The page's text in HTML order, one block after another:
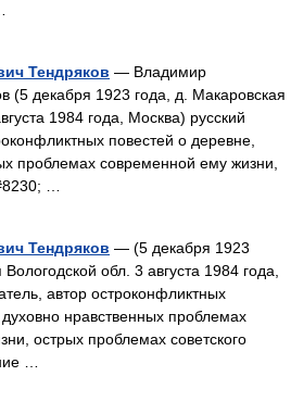
Тендряков — Владимир
(5 декабря 1923 года, д. Макаровская
1984 года, Москва) русский
повестей о деревне,
проблемах современной ему жизни,
…
Тендряков — (5 декабря 1923
обл. 3 августа 1984 года,
автор остроконфликтных
нравственных проблемах
острых проблемах советского
…